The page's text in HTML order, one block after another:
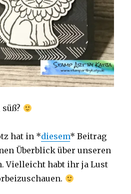
hat in *diesem* Beitrag
Überblick über unseren
Vielleicht habt ihr ja Lust